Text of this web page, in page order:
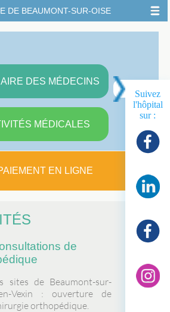
Suivez
l'hôpital
sur :
DE BEAUMONT-SUR-OISE
▼
▼
DES MÉDECINS
MÉDICALES
EN LIGNE
de
sites de Beaumont-sur-
Vexin : ouverture de
orthopédique.